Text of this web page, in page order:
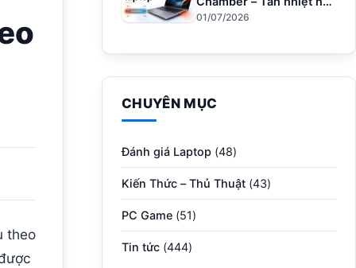
theo
giữ hiệu năng khi
01/07/2026
CHUYÊN MỤC
Đánh giá Laptop (48)
Kiến Thức – Thủ Thuật (43)
PC Game (51)
Tin tức (444)